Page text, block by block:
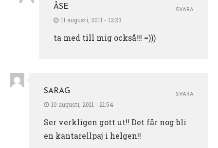
ÅSE
11 augusti, 2011 - 12:23
ta med till mig också!!! =)))
SVARA
SARAG
10 augusti, 2011 - 21:54
Ser verkligen gott ut!! Det får nog bli
en kantarellpaj i helgen!!
SVARA